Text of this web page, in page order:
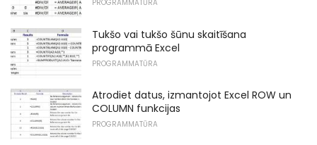
PROGRAMMATŪRA
Tukšo vai tukšo šūnu skaitīšana
programmā Excel
PROGRAMMATŪRA
Atrodiet datus, izmantojot Excel ROW un
COLUMN funkcijas
PROGRAMMATŪRA